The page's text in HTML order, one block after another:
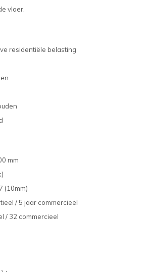
vloer.
residentiële belasting
mm
(10mm)
/ 5 jaar commercieel
/ 32 commercieel